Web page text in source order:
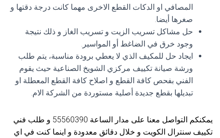
المصافي او الدكات القطع الاخرى مهما كانت درجة دقتها و
صغرها أيضا.
حل مشاكل تسريب الزيت و تسريب الغاز و ذلك نتيجة
وجود خرق في الضاغط أو المواسير.
ايجاد حل للمكيف الذي لا يعطي برودة مناسبة، يتم طلب
ورشة صيانة تكييف مركزي الشويخ الصناعية حيث يقوم
الفني بفحص كافة القطع و اصلاح كافة القطع المعطلة او
تبديلها بقطع جديدة أصلية مستوردة من الشركة الام.
يمكنكم التواصل معنا على مدار الساعة 55560390 و طلب فني
تكييف سنترال الكويت و خلال دقائق معدودة و اينما كنت في اي